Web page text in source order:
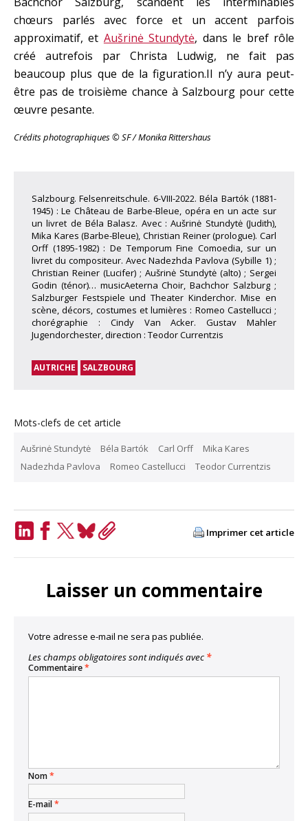
chœurs parlés avec force et un accent parfois
approximatif, et Aušrinė Stundytė, dans le bref rôle
créé autrefois par Christa Ludwig, ne fait pas
beaucoup plus que de la figuration.Il n’y aura peut-
être pas de troisième chance à Salzbourg pour cette
œuvre pesante.
Crédits photographiques © SF / Monika Rittershaus
Salzbourg. Felsenreitschule. 6-VIII-2022. Béla Bartók (1881-
1945) : Le Château de Barbe-Bleue, opéra en un acte sur
un livret de Béla Balasz. Avec : Aušrinė Stundytė (Judith),
Mika Kares (Barbe-Bleue), Christian Reiner (prologue). Carl
Orff (1895-1982) : De Temporum Fine Comoedia, sur un
livret du compositeur. Avec Nadezhda Pavlova (Sybille 1) ;
Christian Reiner (Lucifer) ; Aušrinė Stundytė (alto) ; Sergei
Godin (ténor)… musicAeterna Choir, Bachchor Salzburg ;
Salzburger Festspiele und Theater Kinderchor. Mise en
scène, décors, costumes et lumières : Romeo Castellucci ;
chorégraphie : Cindy Van Acker. Gustav Mahler
Jugendorchester, direction : Teodor Currentzis
AUTRICHE SALZBOURG
Mots-clefs de cet article
Aušrinė Stundytė Béla Bartók Carl Orff
Mika Kares
Nadezhda Pavlova
Romeo Castellucci Teodor Currentzis
Imprimer cet article
Laisser un commentaire
Votre adresse e-mail ne sera pas publiée.
Les champs obligatoires sont indiqués avec *
Commentaire*
Nom*
E-mail*